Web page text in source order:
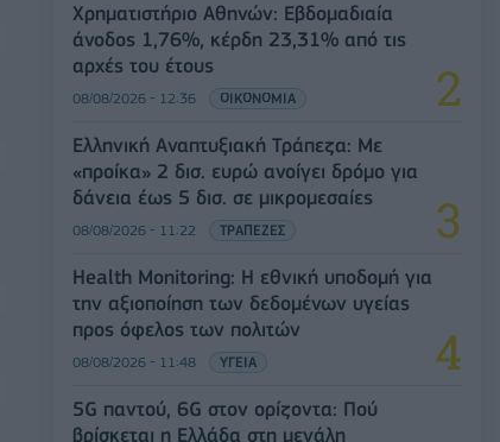
Χρηματιστήριο Αθηνών: Εβδομαδιαία
άνοδος 1,76%, κέρδη 23,31% από τις
αρχές του έτους
08/08/2026 - 12:36 ΟΙΚΟΝΟΜΙΑ
Ελληνική Αναπτυξιακή Τράπεζα: Με
«προίκα» 2 δισ. ευρώ ανοίγει δρόμο για
δάνεια έως 5 δισ. σε μικρομεσαίες
08/08/2026 - 11:22 ΤΡΑΠΕΖΕΣ
Health Monitoring: Η εθνική υποδομή για
την αξιοποίηση των δεδομένων υγείας
προς όφελος των πολιτών
08/08/2026 - 11:48 ΥΓΕΙΑ
5G παντού, 6G στον ορίζοντα: Πού
βρίσκεται η Ελλάδα στη μεγάλη